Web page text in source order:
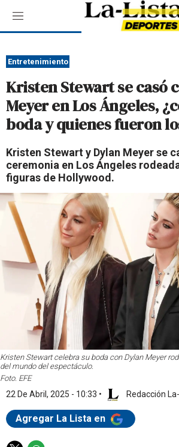
M
e
ú
Entretenimiento
Kristen Stewart se casó
Meyer en Los Ángeles,
boda y quienes fueron
Kristen Stewart y Dylan Meyer se
ceremonia en Los Ángeles
figuras de Hollywood.
Kristen Stewart celebra su boda con Dylan Meyer
del mundo del espectáculo.
Foto. EFE
22 De Abril, 2025 - 10:33 • Redacción
Agregar La Lista en